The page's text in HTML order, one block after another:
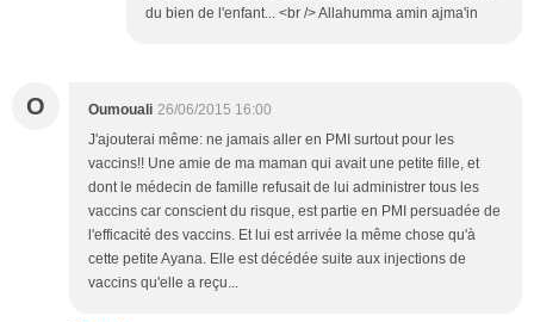
du bien de l'enfant... <br /> Allahumma amin ajma'in
O Oumouali 26/06/2015 16:00
J'ajouterai même: ne jamais aller en PMI surtout pour les
vaccins!! Une amie de ma maman qui avait une petite fille, et
dont le médecin de famille refusait de lui administrer tous les
vaccins car conscient du risque, est partie en PMI persuadée de
l'efficacité des vaccins. Et lui est arrivée la même chose qu'à
cette petite Ayana. Elle est décédée suite aux injections de
vaccins qu'elle a reçu...